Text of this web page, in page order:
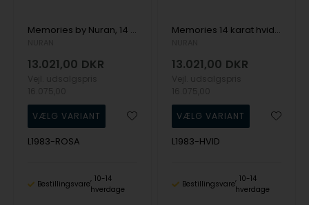
Memories by Nuran, 14 karat rosaguld 2,8 mm ring med 5 x 0,05 ct brillanter, ialt 0,25 ct
13.021,00 DKR
L1983-ROSA
Bestillingsvare
10-14
hverdage
Memories 14 karat hvid gulds 2,8 mm fingerring fra Nuran med 5 x 0,05 ct Wesselton SI brillanter, ialt 0,25 ct
13.021,00 DKR
L1983-HVID
Bestillingsvare
10-14
hverdage